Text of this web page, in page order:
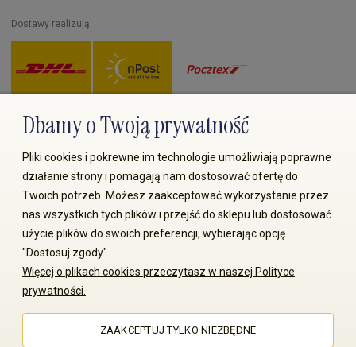
Dostawy realizują:
Zapłać przez:
© 2008-2026 MS70.pl / Ms70 Sp. z o.o. Wszelkie prawa
zastrzeżone. Kopiowanie treści i zdjęć bez zgody właściciela
zabronione
Dbamy o Twoją prywatność
Pliki cookies i pokrewne im technologie umożliwiają poprawne
działanie strony i pomagają nam dostosować ofertę do
Twoich potrzeb. Możesz zaakceptować wykorzystanie przez
nas wszystkich tych plików i przejść do sklepu lub dostosować
użycie plików do swoich preferencji, wybierając opcję
"Dostosuj zgody".
Więcej o plikach cookies przeczytasz w naszej Polityce
prywatności.
ZAAKCEPTUJ TYLKO NIEZBĘDNE